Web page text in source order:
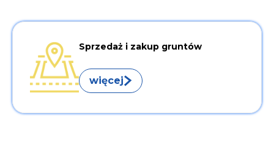
Sprzedaż i zakup gruntów
więcej